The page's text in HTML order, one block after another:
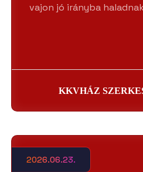
vajon jó irányba
KKVHÁZ
2026.06.23.